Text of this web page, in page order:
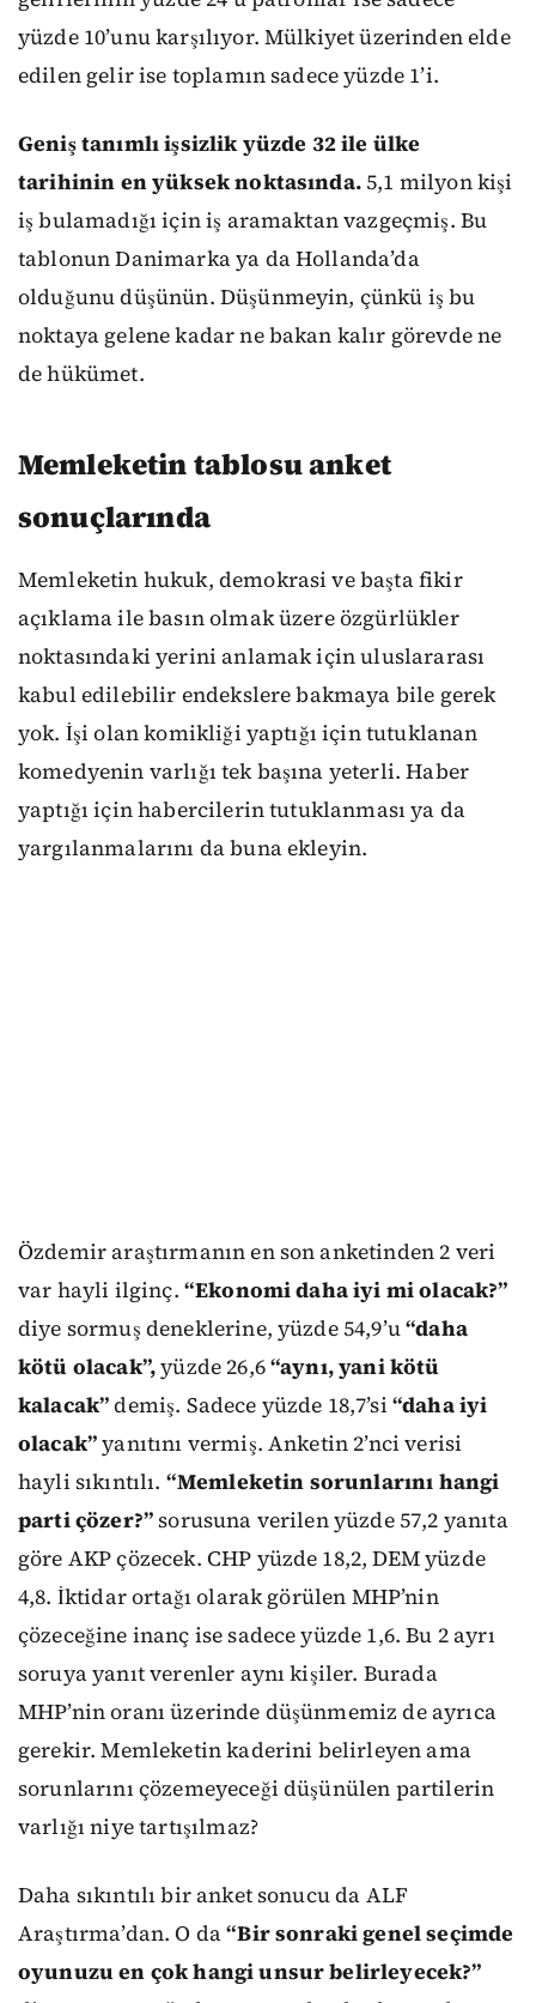
yüzde 10’unu karşılıyor. Mülkiyet üzerinden elde
edilen gelir ise toplamın sadece yüzde 1’i.
Geniş tanımlı işsizlik yüzde 32 ile ülke
tarihinin en yüksek noktasında.5,1 milyon kişi
iş bulamadığı için iş aramaktan vazgeçmiş. Bu
tablonun Danimarka ya da Hollanda’da
olduğunu düşünün. Düşünmeyin, çünkü iş bu
noktaya gelene kadar ne bakan kalır görevde ne
de hükümet.
Memleketin tablosu anket
sonuçlarında
Memleketin hukuk, demokrasi ve başta fikir
açıklama ile basın olmak üzere özgürlükler
noktasındaki yerini anlamak için uluslararası
kabul edilebilir endekslere bakmaya bile gerek
yok. İşi olan komikliği yaptığı için tutuklanan
komedyenin varlığı tek başına yeterli. Haber
yaptığı için habercilerin tutuklanması ya da
yargılanmalarını da buna ekleyin.
Özdemir araştırmanın en son anketinden 2 veri
var hayli ilginç. “Ekonomi daha iyi mi olacak?”
diye sormuş deneklerine, yüzde 54,9’u“daha
kötü olacak”,yüzde 26,6“aynı, yani kötü
kalacak”demiş. Sadece yüzde 18,7’si “daha iyi
olacak”yanıtını vermiş. Anketin 2’nci verisi
hayli sıkıntılı. “Memleketin sorunlarını hangi
parti çözer?”sorusuna verilen yüzde 57,2 yanıta
göre AKP çözecek. CHP yüzde 18,2, DEM yüzde
4,8. İktidar ortağı olarak görülen MHP’nin
çözeceğine inanç ise sadece yüzde 1,6. Bu 2 ayrı
soruya yanıt verenler aynı kişiler. Burada
MHP’nin oranı üzerinde düşünmemiz de ayrıca
gerekir. Memleketin kaderini belirleyen ama
sorunlarını çözemeyeceği düşünülen partilerin
varlığı niye tartışılmaz?
Daha sıkıntılı bir anket sonucu da ALF
Araştırma’dan. O da“Bir sonraki genel seçimde
oyunuzu en çok hangi unsur belirleyecek?”